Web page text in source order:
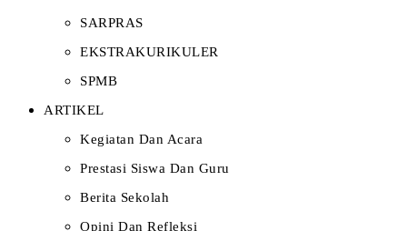
SARPRAS
EKSTRAKURIKULER
SPMB
ARTIKEL
Kegiatan Dan Acara
Prestasi Siswa Dan Guru
Berita Sekolah
Opini Dan Refleksi